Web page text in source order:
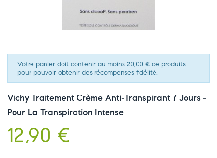
Votre panier doit contenir au moins 20,00 € de produits
pour pouvoir obtenir des récompenses fidélité.
Vichy Traitement Crème Anti-Transpirant 7 Jours -
Pour La Transpiration Intense
12,90 €